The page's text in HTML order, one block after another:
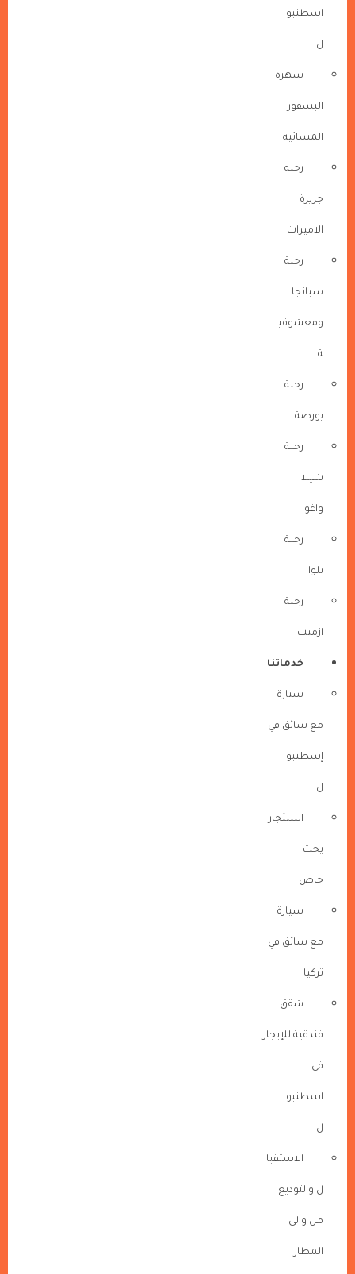
اسطنبو
ل
سهرة
البسفور
المسائية
رحلة
جزيرة
الاميرات
رحلة
سبانجا
ومعشوقي
ة
رحلة
بورصة
رحلة
شيلا
واغوا
رحلة
يلوا
رحلة
ازميت
خدماتنا
سيارة
مع سائق في
إسطنبو
ل
استئجار
يخت
خاص
سيارة
مع سائق في
تركيا
شقق
فندقية للإيجار
في
اسطنبو
ل
الاستقبا
ل والتوديع
من والى
المطار